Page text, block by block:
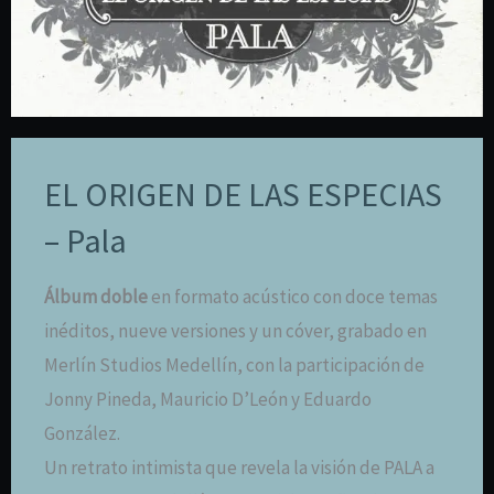
EL ORIGEN DE LAS ESPECIAS
– Pala
Álbum dobleen formato acústico con doce temas
inéditos, nueve versiones y un cóver, grabado en
Merlín Studios Medellín, con la participación de
Jonny Pineda, Mauricio D’León y Eduardo
González.
Un retrato intimista que revela la visión de PALA a